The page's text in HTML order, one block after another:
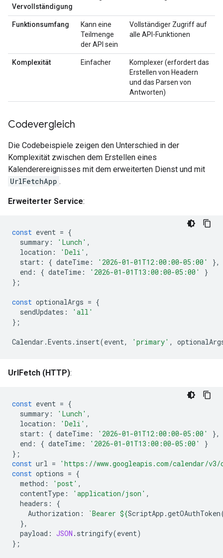
Vervollständigung
Funktionsumfang
Kann eine
Teilmenge
der API sein
Vollständiger Zugriff auf
alle API-Funktionen
Komplexität Einfacher
Komplexer (erfordert das
Erstellen von Headern
und das Parsen von
Antworten)
Codevergleich
Die Codebeispiele zeigen den Unterschied in der
Komplexität zwischen dem Erstellen eines
Kalenderereignisses mit dem erweiterten Dienst und mit
UrlFetchApp .
Erweiterter Service:
const event = {
summary : 'Lunch' ,
location : 'Deli' ,
start : { dateTime : '2026-01-01T12:00:00-05:00'
},
end : { dateTime : '2026-01-01T13:00:00-05:00'
}
};
const optionalArgs = {
sendUpdates :
'all'
};
Calendar .Events . insert(event, 'primary' ,
UrlFetch (HTTP):
const event = {
summary : 'Lunch' ,
location : 'Deli' ,
start : { dateTime : '2026-01-01T12:00:00-05:00'
},
end : { dateTime : '2026-01-01T13:00:00-05:00'
}
};
const url =
'https://www.googleapis.com/calendar/
const options = {
method : 'post' ,
contentType : 'application/json' ,
headers :
{
Authorization : `Bearer ${ScriptApp .getOAuthToken
},
payload : JSON . stringify(event)
};